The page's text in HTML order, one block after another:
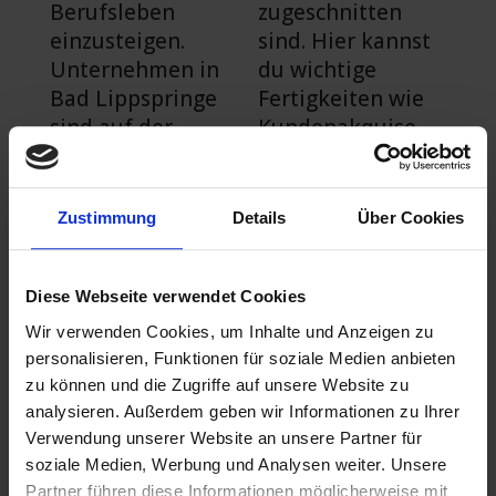
Zustimmung Details Über Cookies
Diese Webseite verwendet Cookies
Wir verwenden Cookies, um Inhalte und Anzeigen zu
personalisieren, Funktionen für soziale Medien anbieten
zu können und die Zugriffe auf unsere Website zu
analysieren. Außerdem geben wir Informationen zu Ihrer
Verwendung unserer Website an unsere Partner für
soziale Medien, Werbung und Analysen weiter. Unsere
Partner führen diese Informationen möglicherweise mit
Berufsleben
einzusteigen.
Unternehmen in
Bad Lippspringe
sind auf der
Suche nach
motivierten
Mitarbeitern mit
ausgeprägten
Fähigkeiten und
dem Willen,
Produkte oder
Dienstleistungen
zu verkaufen.
Vertrieb als attraktive
zugeschnitten
sind. Hier kannst
du wichtige
Fertigkeiten wie
Kundenakquise,
Verkaufstechnike
n und
Kundenbetreuung
Fähigkeiten
erhöhst du deine
Chancen auf eine
Beförderung und
höhere
Verdienstmöglich
keiten.